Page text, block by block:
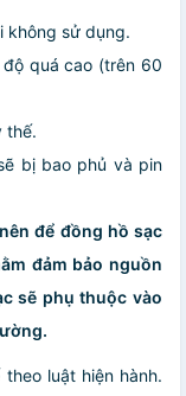
không sử dụng.
quá cao (trên 60
thế.
bị bao phủ và pin
để đồng hồ sạc
đảm bảo nguồn
sẽ phụ thuộc vào
luật hiện hành.